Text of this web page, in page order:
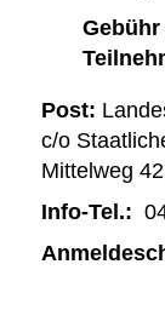
Post:
c/o
Mittelweg
Info-Tel.: